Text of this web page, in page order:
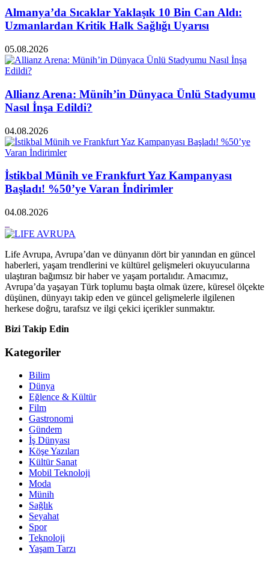
Almanya’da Sıcaklar Yaklaşık 10 Bin Can Aldı:
Uzmanlardan Kritik Halk Sağlığı Uyarısı
05.08.2026
Allianz Arena: Münih’in Dünyaca Ünlü Stadyumu
Nasıl İnşa Edildi?
04.08.2026
İstikbal Münih ve Frankfurt Yaz Kampanyası
Başladı! %50’ye Varan İndirimler
04.08.2026
Life Avrupa, Avrupa’dan ve dünyanın dört bir yanından en güncel
haberleri, yaşam trendlerini ve kültürel gelişmeleri okuyucularına
ulaştıran bağımsız bir haber ve yaşam portalıdır. Amacımız,
Avrupa’da yaşayan Türk toplumu başta olmak üzere, küresel ölçekte
düşünen, dünyayı takip eden ve güncel gelişmelerle ilgilenen
herkese doğru, tarafsız ve ilgi çekici içerikler sunmaktır.
Bizi Takip Edin
Kategoriler
Bilim
Dünya
Eğlence & Kültür
Film
Gastronomi
Gündem
İş Dünyası
Köşe Yazıları
Kültür Sanat
Mobil Teknoloji
Moda
Münih
Sağlık
Seyahat
Spor
Teknoloji
Yaşam Tarzı